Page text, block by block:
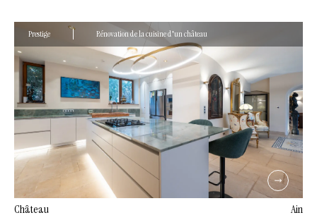
Prestige Rénovation de la cuisine d'un château
Château Ain